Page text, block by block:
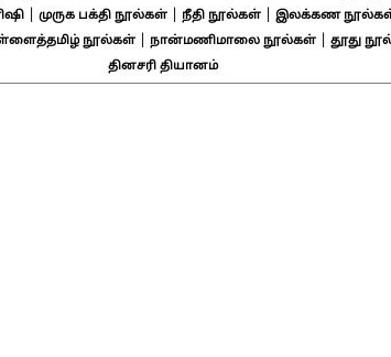
| முருக பக்தி நூல்கள்| நீதி நூல்கள்| இலக்கண
நூல்கள்| நான்மணிமாலை நூல்கள்| தூது
தினசரி தியானம்